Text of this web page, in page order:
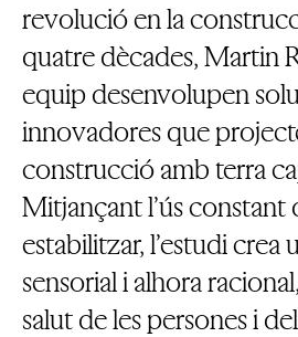
revolució en la
quatre dècades, Martin
equip desenvolupen
innovadores que
construcció amb terra
Mitjançant l’ús constant
estabilitzar, l’estudi crea
sensorial i alhora
salut de les persones i